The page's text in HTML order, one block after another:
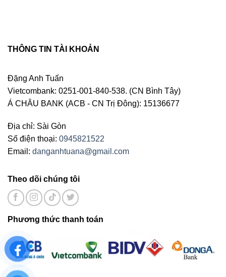
THÔNG TIN TÀI KHOẢN
Đặng Anh Tuấn
Vietcombank: 0251-001-840-538. (CN Bình Tây)
Á CHÂU BANK (ACB - CN Trị Đông): 15136677
Địa chỉ: Sài Gòn
Số điện thoại: 0945821522
Email: danganhtuana@gmail.com
Theo dõi chúng tôi
Phương thức thanh toán